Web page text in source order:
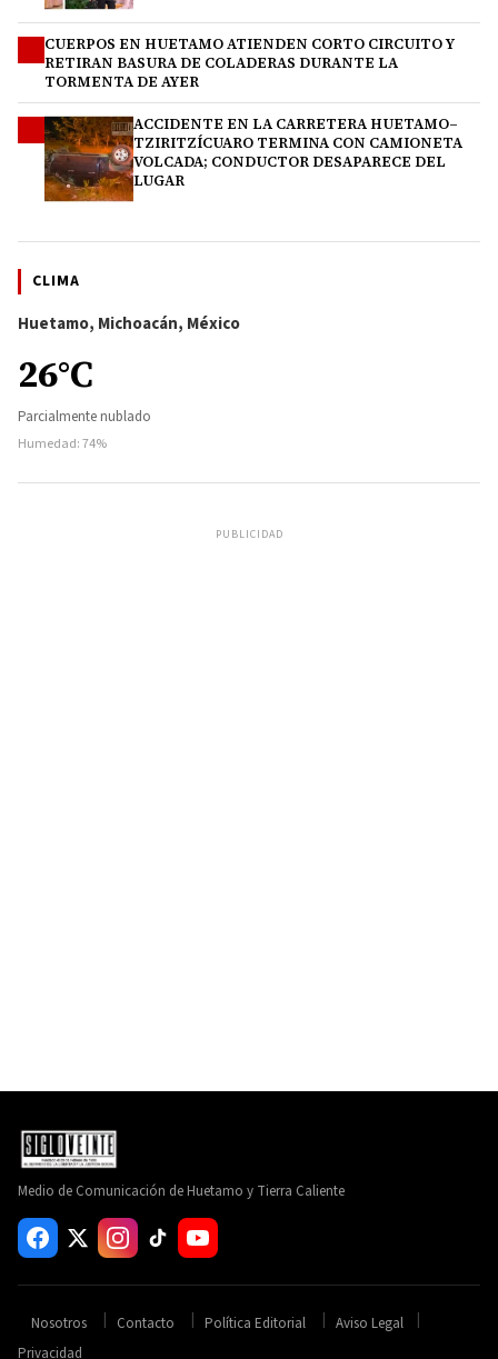
CUERPOS EN HUETAMO ATIENDEN CORTO CIRCUITO Y
RETIRAN BASURA DE COLADERAS DURANTE LA
TORMENTA DE AYER
ACCIDENTE EN LA CARRETERA HUETAMO–
TZIRITZÍCUARO TERMINA CON CAMIONETA
VOLCADA; CONDUCTOR DESAPARECE DEL
LUGAR
CLIMA
Huetamo, Michoacán, México
26°C
Parcialmente nublado
Humedad: 74%
PUBLICIDAD
Medio de Comunicación de Huetamo y Tierra Caliente
Nosotros Contacto Política Editorial
Aviso Legal
Privacidad